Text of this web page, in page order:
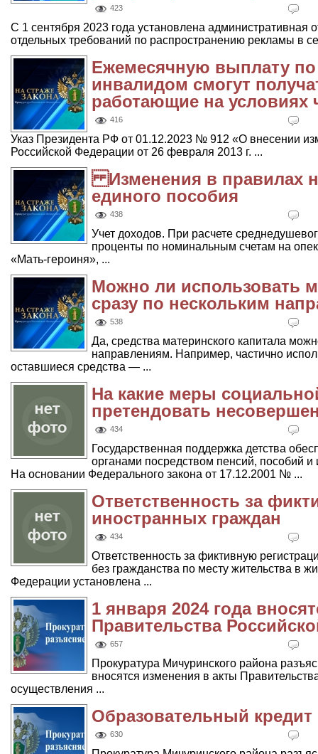
423
С 1 сентября 2023 года установлена административная
отдельных требований по распространению рекламы в
Ежемесячную выплату по
инвалидом смогут
работающие на условиях
416
Указ Президента РФ от 01.12.2023 № 912 «О внесении
Российской Федерации от 26 февраля 2013 г. ...
Изменения в правилах
единого пособия
438
Учет доходов. При расчете
проценты по номинальным счетам на
«Мать-героиня», ...
Можно ли использовать
сразу по нескольким
538
Да, средства материнского капитала
направлениям. Например, частично
оставшиеся средства — ...
На какие меры
претендовать
434
Государственная поддержка детства
органами посредством пенсий, пособий
На основании Федерального закона от 17.12.2001 № ...
Ответственность за
иностранных граждан
434
Ответственность за фиктивную
без гражданства по месту жительства в
Федерации установлена ...
1 января 2024 года
Правительства
657
Прокуратура Мичуринского района
вносятся изменения в акты
осуществления ...
Образовательный кредит
630